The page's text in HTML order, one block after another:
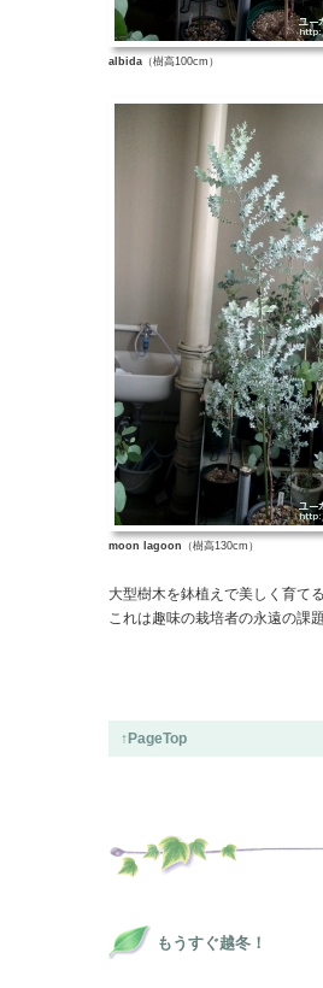
albida （樹高100cm）
moon lagoon （樹高130cm）
大型樹木を鉢植えで美しく育て
これは趣味の栽培者の永遠の課
↑PageTop
もうすぐ越冬！